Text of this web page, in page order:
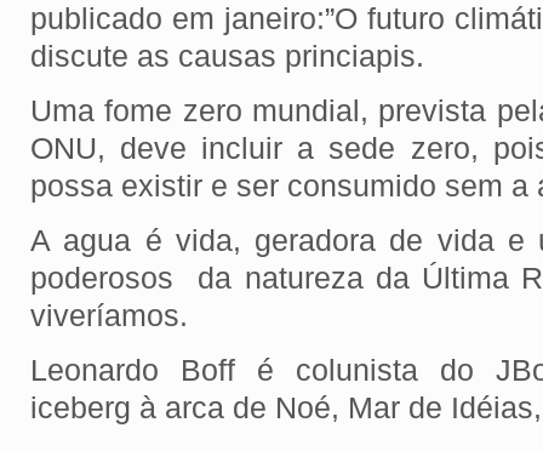
publicado em janeiro:”O futuro
discute as causas princiapis.
Uma fome zero mundial, prevista
ONU, deve incluir a sede zero,
possa existir e ser consumido sem a
A agua é vida, geradora de vida e
poderosos da natureza da Última
viveríamos.
Leonardo Boff é colunista do
iceberg à arca de Noé, Mar de